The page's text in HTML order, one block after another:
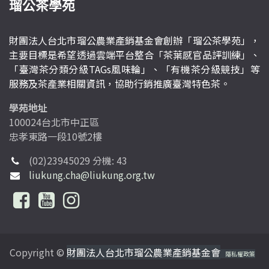
瑠公茶學苑
財團法人台北市瑠公農業產銷基金會創辦「瑠公茶學苑」，
主要目標是希望透過雲端平台整合「茶葉感官品評訓練」、
「臺灣茶分類分級TAGs風味輪」、「有機茶分級競技」等
服務及茶產業相關資訊，協助行銷推廣臺灣特色茶。
學苑地址
100024台北市中正區
忠孝東路一段10號2樓
(02)23945029 分機: 43
liukung.cha@liukung.org.tw
Copyright © 財團法人台北市瑠公農業產銷基金會 隱私權政策